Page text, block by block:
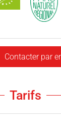
Contacter par
Tarifs